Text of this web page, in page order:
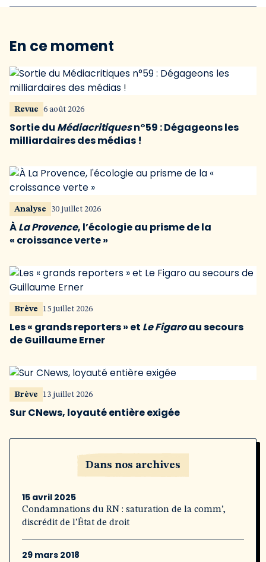
En ce moment
Revue 6 août 2026
Sortie du Médiacritiquesn°59 : Dégageons les
milliardaires des médias !
Analyse 30 juillet 2026
ÀLa Provence, l’écologie au prisme de la
« croissance verte »
Brève 15 juillet 2026
Les « grands reporters » et Le Figaroau secours
de Guillaume Erner
Brève 13 juillet 2026
Sur CNews, loyauté entière exigée
Dans nos archives
15 avril 2025
Condamnations du RN : saturation de la comm’,
discrédit de l’État de droit
29 mars 2018